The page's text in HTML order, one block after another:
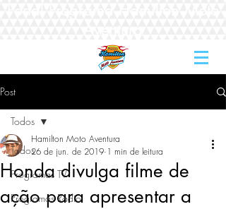
Post
Todos
Programas TV
Programas Rádio
Todos
Honda divulga filme de
ação para apresentar a
Hamilton Moto Aventura
26 de jun. de 2019 1 min de leitura